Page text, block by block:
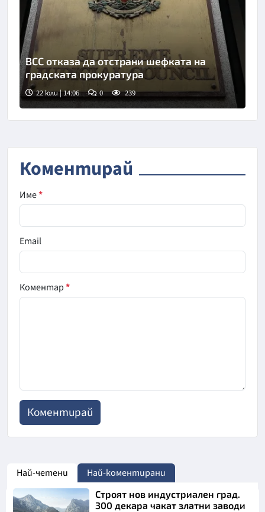
Снимка: БТА
ВСС отказа да отстрани шефката на
градската прокуратура
22 юли | 14:06 0 239
Коментирай
Име*
Email
Коментар*
Най-четени Най-коментирани
Строят нов индустриален град.
300 декара чакат златни заводи